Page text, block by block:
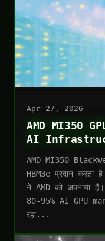
Apr 27, 2026
AMD MI350
AI
AMD MI350
HBM3e प्रदान
ने AMD को अपनाया
80-95% AI GPU
रहा...